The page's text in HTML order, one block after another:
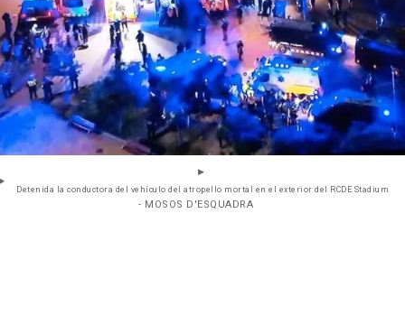
Detenida la conductora del vehículo del atropello mortal en el exterior del RCDE Stadium
- MOSOS D'ESQUADRA